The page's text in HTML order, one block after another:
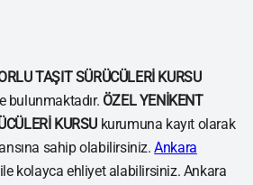
TAŞIT SÜRÜCÜLERİ KURSU
bulunmaktadır. ÖZEL YENİKENT
KURSU kurumuna kayıt olarak
sahip olabilirsiniz.Ankara
ile kolayca ehliyet alabilirsiniz. Ankara